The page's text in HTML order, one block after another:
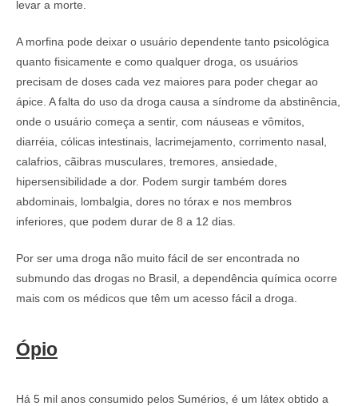
levar a morte.
A morfina pode deixar o usuário dependente tanto psicológica
quanto fisicamente e como qualquer droga, os usuários
precisam de doses cada vez maiores para poder chegar ao
ápice. A falta do uso da droga causa a síndrome da abstinência,
onde o usuário começa a sentir, com náuseas e vômitos,
diarréia, cólicas intestinais, lacrimejamento, corrimento nasal,
calafrios, cãibras musculares, tremores, ansiedade,
hipersensibilidade a dor. Podem surgir também dores
abdominais, lombalgia, dores no tórax e nos membros
inferiores, que podem durar de 8 a 12 dias.
Por ser uma droga não muito fácil de ser encontrada no
submundo das drogas no Brasil, a dependência química ocorre
mais com os médicos que têm um acesso fácil a droga.
Ópio
Há 5 mil anos consumido pelos Sumérios, é um látex obtido a